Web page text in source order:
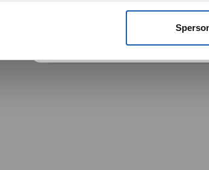
DOWIEDZ SIĘ WIĘCEJ